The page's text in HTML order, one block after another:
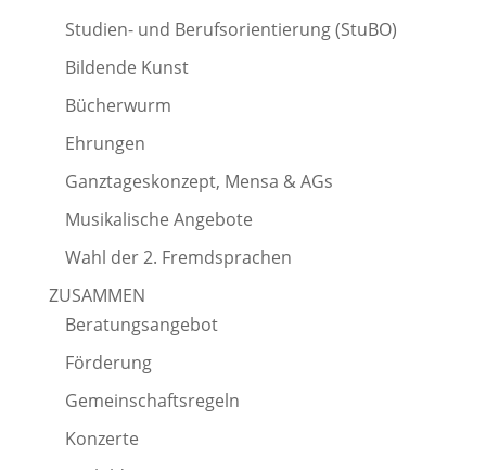
Studien- und Berufsorientierung (StuBO)
Bildende Kunst
Bücherwurm
Ehrungen
Ganztageskonzept, Mensa & AGs
Musikalische Angebote
Wahl der 2. Fremdsprachen
ZUSAMMEN
Beratungsangebot
Förderung
Gemeinschaftsregeln
Konzerte